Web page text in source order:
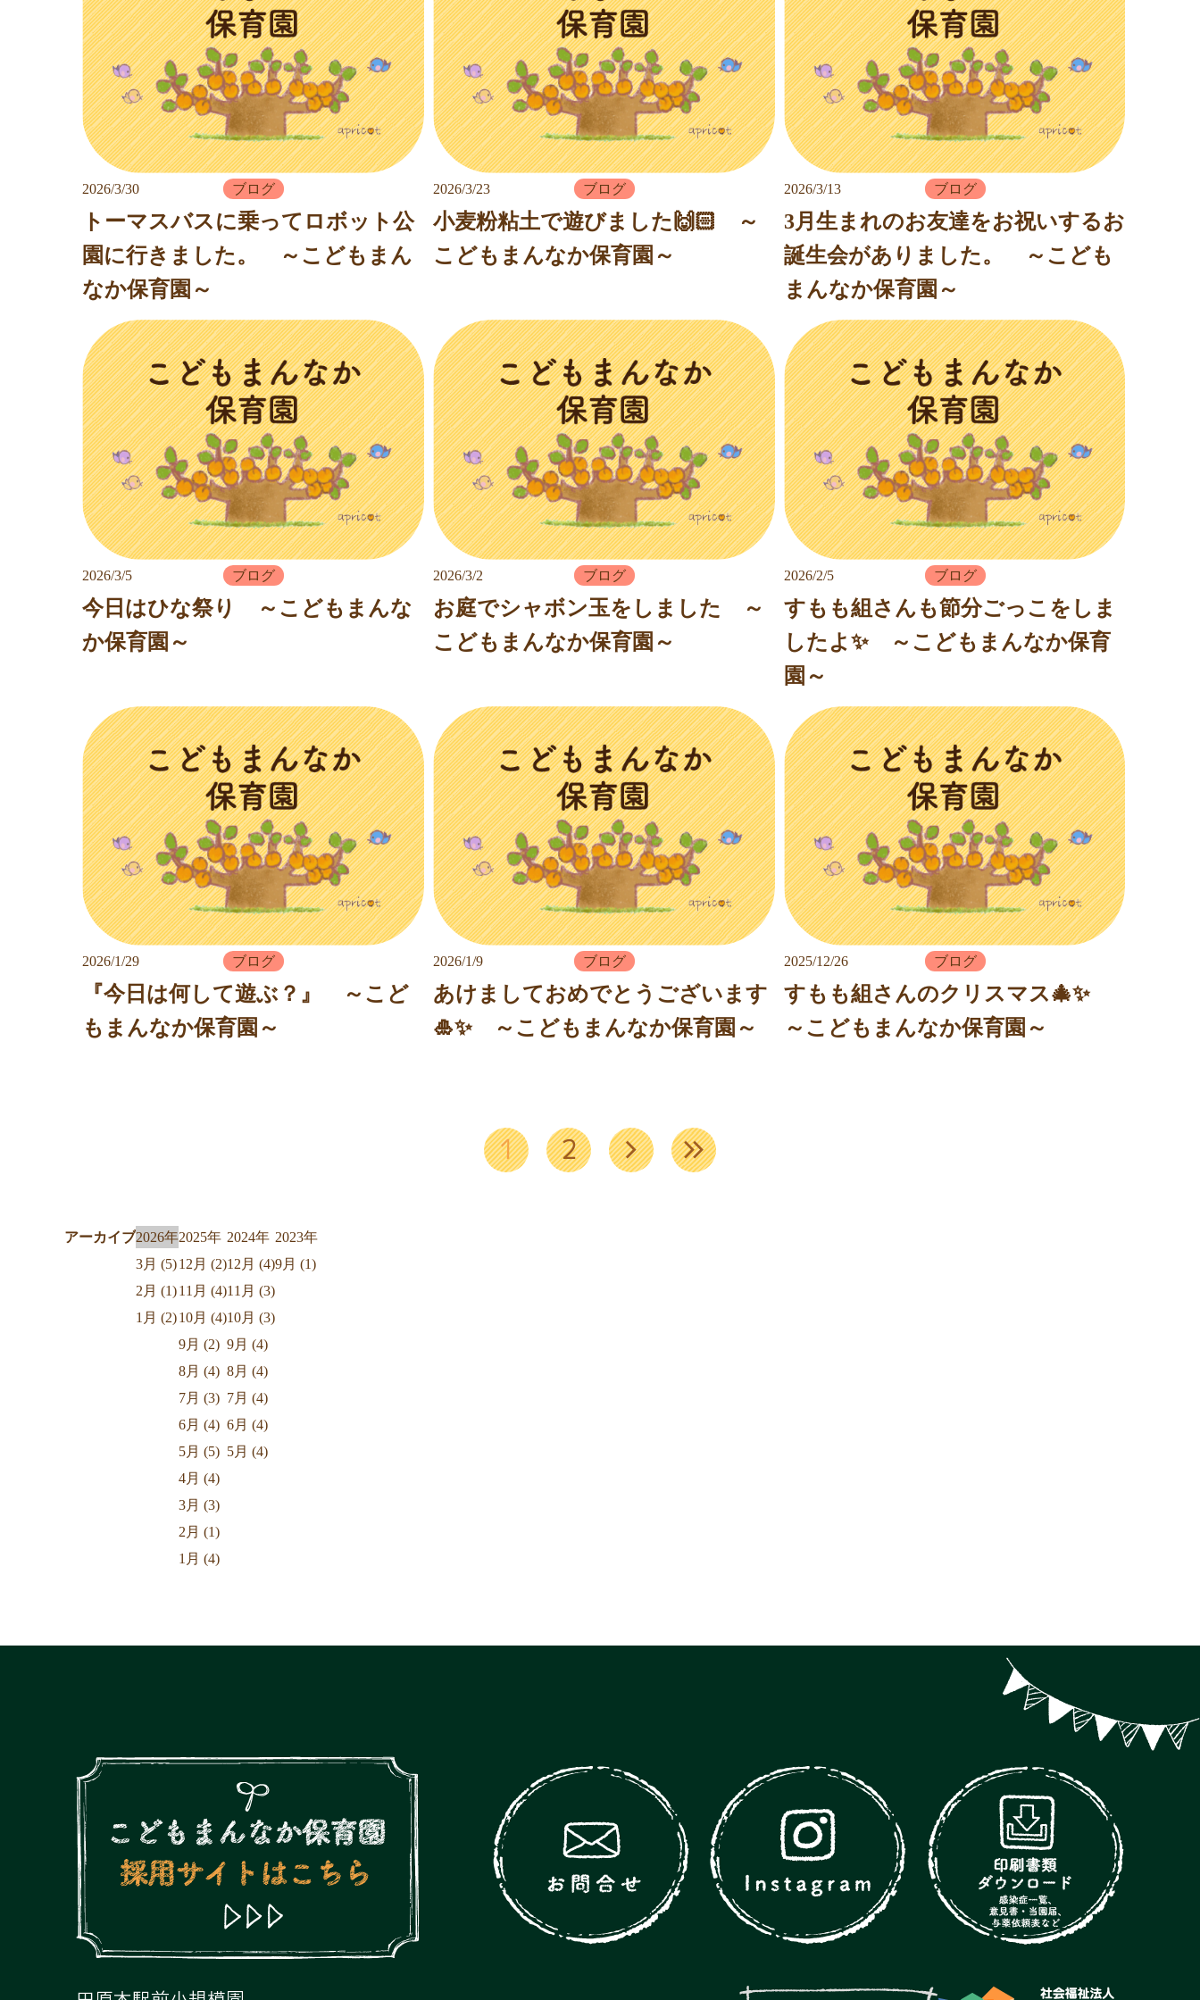
2026/3/30 ブログ
トーマスバスに乗ってロボット公
園に行きました。 ～こどもまん
なか保育園～
2026/3/23 ブログ
小麦粉粘土で遊びました🙌🏻 ～
こどもまんなか保育園～
2026/3/13 ブログ
3月生まれのお友達をお祝いするお
誕生会がありました。 ～こども
まんなか保育園～
2026/3/5 ブログ
今日はひな祭り ～こどもまんな
か保育園～
2026/3/2 ブログ
お庭でシャボン玉をしました ～
こどもまんなか保育園～
2026/2/5 ブログ
すもも組さんも節分ごっこをしま
したよ✨ ～こどもまんなか保育
園～
2026/1/29 ブログ
『今日は何して遊ぶ？』 ～こど
もまんなか保育園～
2026/1/9 ブログ
あけましておめでとうございます
🎍✨ ～こどもまんなか保育園～
2025/12/26 ブログ
すもも組さんのクリスマス🎄✨
～こどもまんなか保育園～
1 2 keyboard_arrow_right keyboard_double_arrow_right
アーカイブ2026年
3月 (5)
2月 (1)
1月 (2)
2025年
12月 (2)
11月 (4)
10月 (4)
9月 (2)
8月 (4)
7月 (3)
6月 (4)
5月 (5)
4月 (4)
3月 (3)
2月 (1)
1月 (4)
2024年
12月 (4)
11月 (3)
10月 (3)
9月 (4)
8月 (4)
7月 (4)
6月 (4)
5月 (4)
2023年
9月 (1)